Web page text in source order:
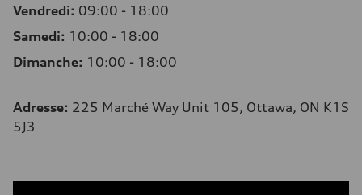
Vendredi: 09:00 - 18:00
Samedi: 10:00 - 18:00
Dimanche: 10:00 - 18:00
Adresse: 225 Marché Way Unit 105, Ottawa, ON K1S
5J3